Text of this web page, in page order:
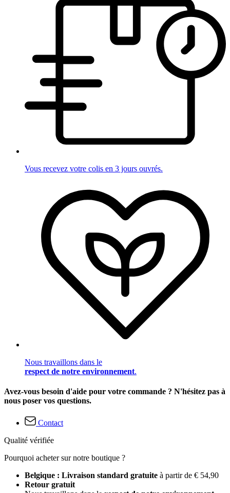
Vous recevez votre colis en 3 jours ouvrés.
Nous travaillons dans le
respect de notre environnement.
Avez-vous besoin d'aide pour votre commande ? N'hésitez pas à
nous poser vos questions.
Contact
Qualité vérifiée
Pourquoi acheter sur notre boutique ?
Belgique : Livraison standard gratuite à partir de € 54,90
Retour gratuit